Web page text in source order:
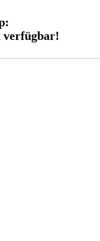
verfügbar!